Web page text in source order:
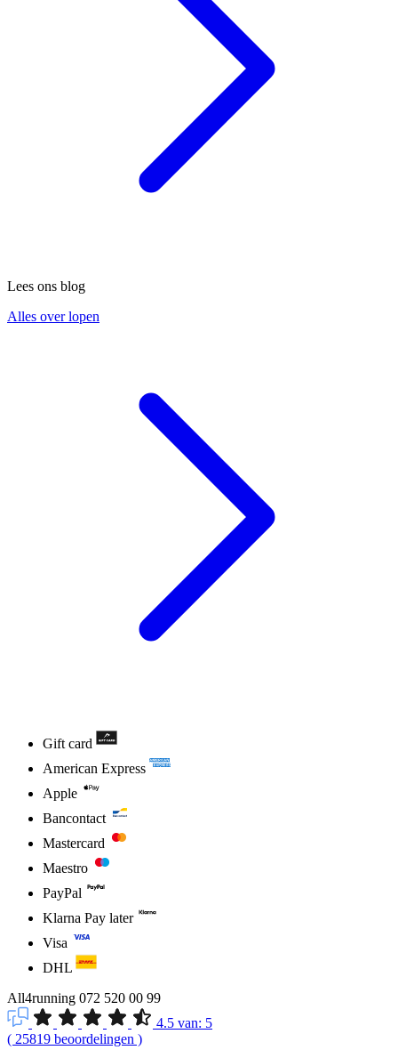
Lees ons blog
Alles over lopen
Gift card
American Express
Apple
Bancontact
Mastercard
Maestro
PayPal
Klarna Pay later
Visa
DHL
All4running 072 520 00 99
4.5 van: 5
( 25819 beoordelingen )